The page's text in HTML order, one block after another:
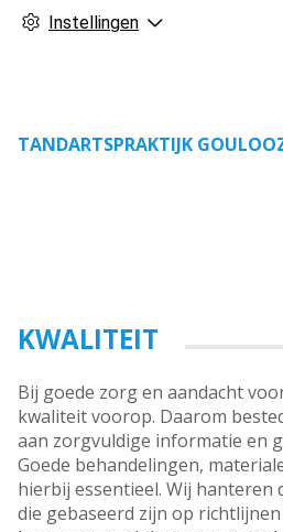
Instellingen
TANDARTSPRAKTIJK
KWALITEIT
Bij goede zorg en aandacht
kwaliteit voorop. Daarom
aan zorgvuldige informatie en
Goede behandelingen,
hierbij essentieel. Wij hanteren
die gebaseerd zijn op richtlijnen